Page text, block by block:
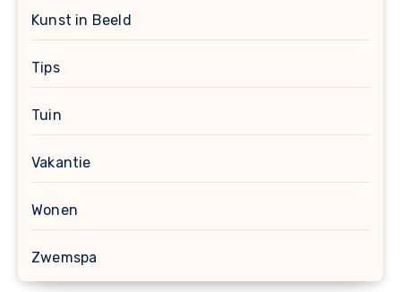
Kunst in Beeld
Tips
Tuin
Vakantie
Wonen
Zwemspa